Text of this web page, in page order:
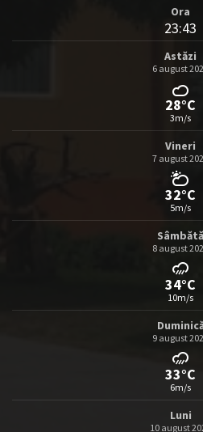
Ora
23:43
Astăzi
6 august
28°C
3m/s
Vineri
7 august
32°C
5m/s
Sâmbătă
8 august
34°C
10m/s
9 august
33°C
6m/s
Luni
10 august